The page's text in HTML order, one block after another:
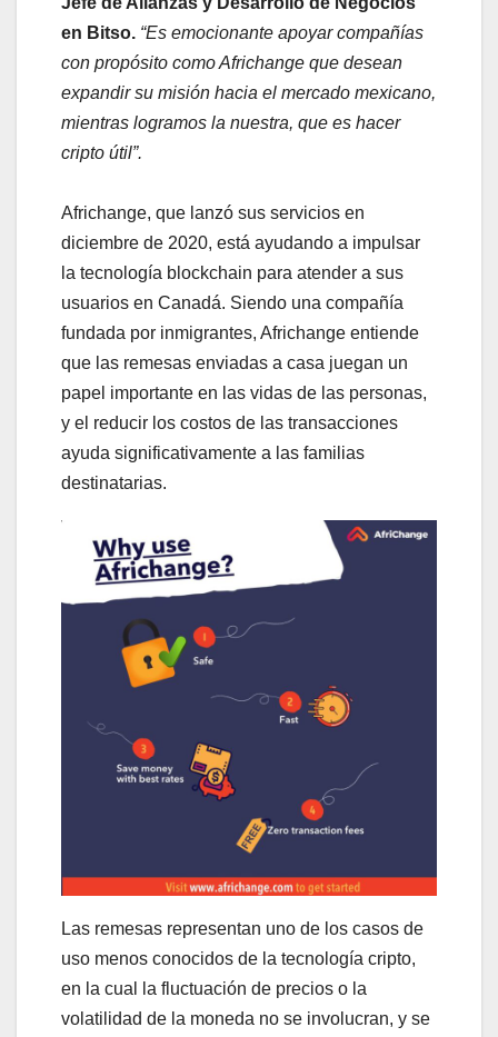
en Bitso. “Es emocionante apoyar compañías
con propósito como Africhange que desean
expandir su misión hacia el mercado mexicano,
mientras logramos la nuestra, que es hacer
cripto útil”.
Africhange, que lanzó sus servicios en
diciembre de 2020, está ayudando a impulsar
la tecnología blockchain para atender a sus
usuarios en Canadá. Siendo una compañía
fundada por inmigrantes, Africhange entiende
que las remesas enviadas a casa juegan un
papel importante en las vidas de las personas,
y el reducir los costos de las transacciones
ayuda significativamente a las familias
destinatarias.
Las remesas representan uno de los casos de
uso menos conocidos de la tecnología cripto,
en la cual la fluctuación de precios o la
volatilidad de la moneda no se involucran, y se